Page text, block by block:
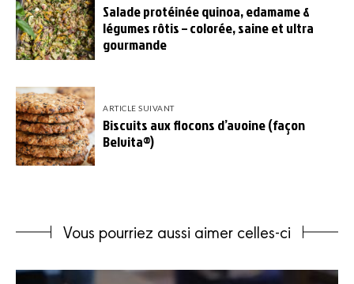
Salade protéinée quinoa, edamame &
légumes rôtis – colorée, saine et ultra
gourmande
ARTICLE SUIVANT
Biscuits aux flocons d’avoine (façon
Belvita®)
Vous pourriez aussi aimer celles-ci